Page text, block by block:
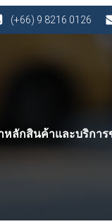
(+66) 9 8216 0126
หลักสินค้าและบริการ